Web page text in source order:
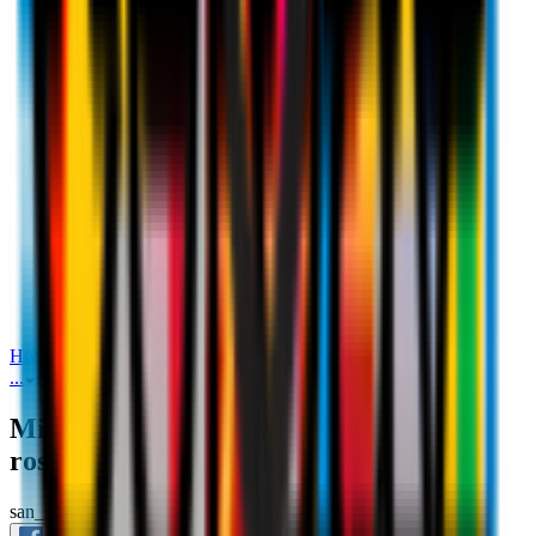
Milan‑Inter: la bellissima coreografia
rossonera
Home
...
Milan-Inter: la bellissima coreografia rossonera
Milan‑Inter: la bellissima coreografia
rossonera
san_siro 7 novembre 2021